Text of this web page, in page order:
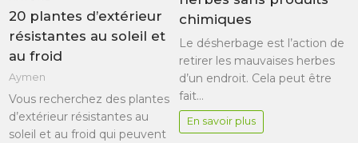
20 plantes d’extérieur
résistantes au soleil et
au froid
Aymen
Vous recherchez des plantes
d’extérieur résistantes au
soleil et au froid qui peuvent
chimiques
Le désherbage est l’action de
retirer les mauvaises herbes
d’un endroit. Cela peut être
fait…
En savoir plus